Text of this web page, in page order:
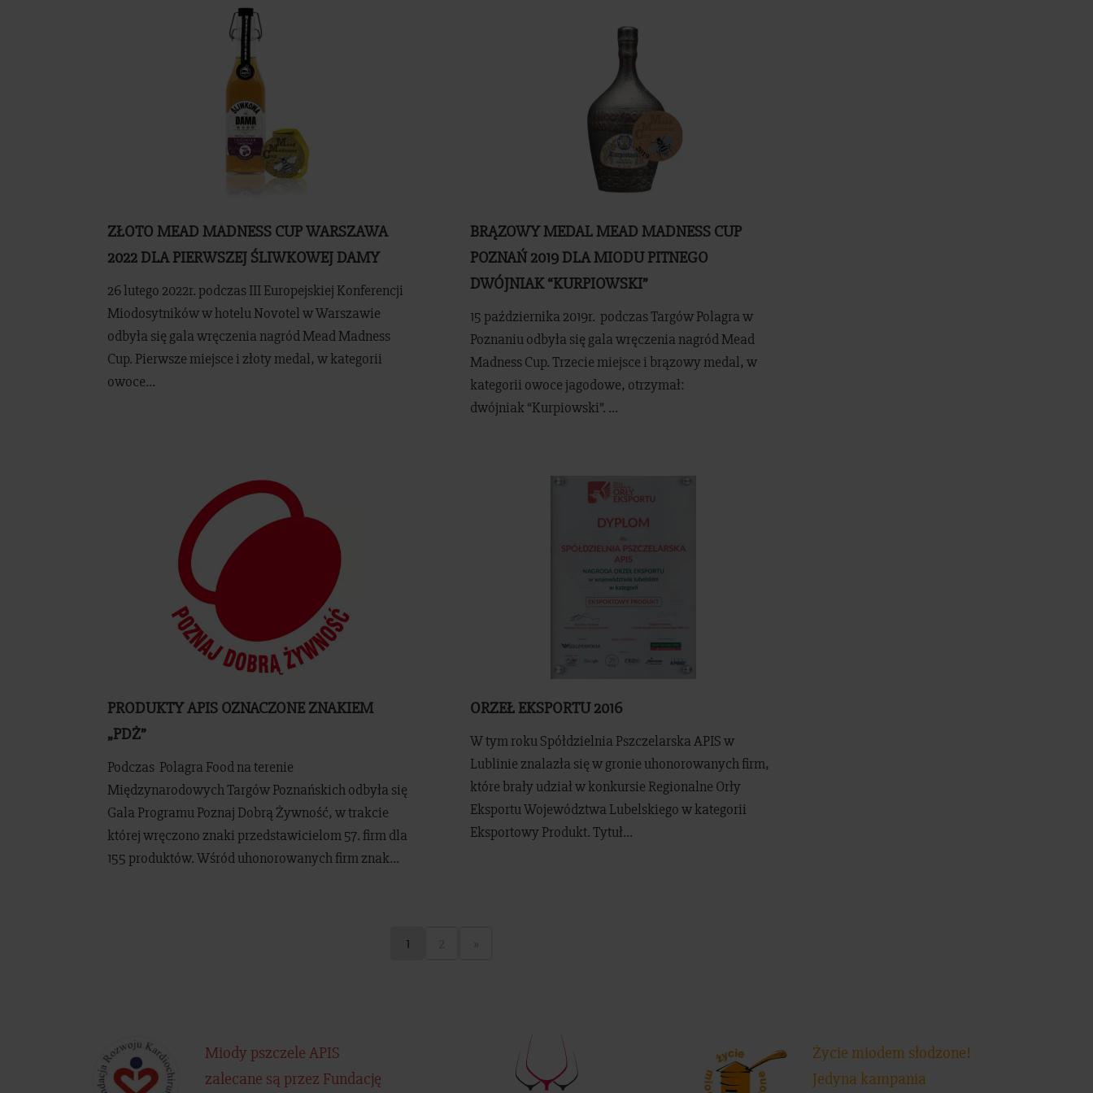
ZŁOTO MEAD MADNESS CUP WARSZAWA
2022 DLA PIERWSZEJ ŚLIWKOWEJ DAMY
26 lutego 2022r. podczas III Europejskiej Konferencji
Miodosytników w hotelu Novotel w Warszawie
odbyła się gala wręczenia nagród Mead Madness
Cup. Pierwsze miejsce i złoty medal, w kategorii
owoce...
BRĄZOWY MEDAL MEAD MADNESS CUP
POZNAŃ 2019 DLA MIODU PITNEGO
DWÓJNIAK “KURPIOWSKI”
15 października 2019r. podczas Targów Polagra w
Poznaniu odbyła się gala wręczenia nagród Mead
Madness Cup. Trzecie miejsce i brązowy medal, w
kategorii owoce jagodowe, otrzymał:
dwójniak “Kurpiowski”. ...
PRODUKTY APIS OZNACZONE ZNAKIEM
„PDŻ”
Podczas Polagra Food na terenie
Międzynarodowych Targów Poznańskich odbyła się
Gala Programu Poznaj Dobrą Żywność, w trakcie
której wręczono znaki przedstawicielom 57. firm dla
155 produktów. Wśród uhonorowanych firm znak...
ORZEŁ EKSPORTU 2016
W tym roku Spółdzielnia Pszczelarska APIS w
Lublinie znalazła się w gronie uhonorowanych firm,
które brały udział w konkursie Regionalne Orły
Eksportu Województwa Lubelskiego w kategorii
Eksportowy Produkt. Tytuł...
1
Miody pszczele APIS
zalecane są przez Fundację
Życie miodem słodzone!
Jedyna kampania